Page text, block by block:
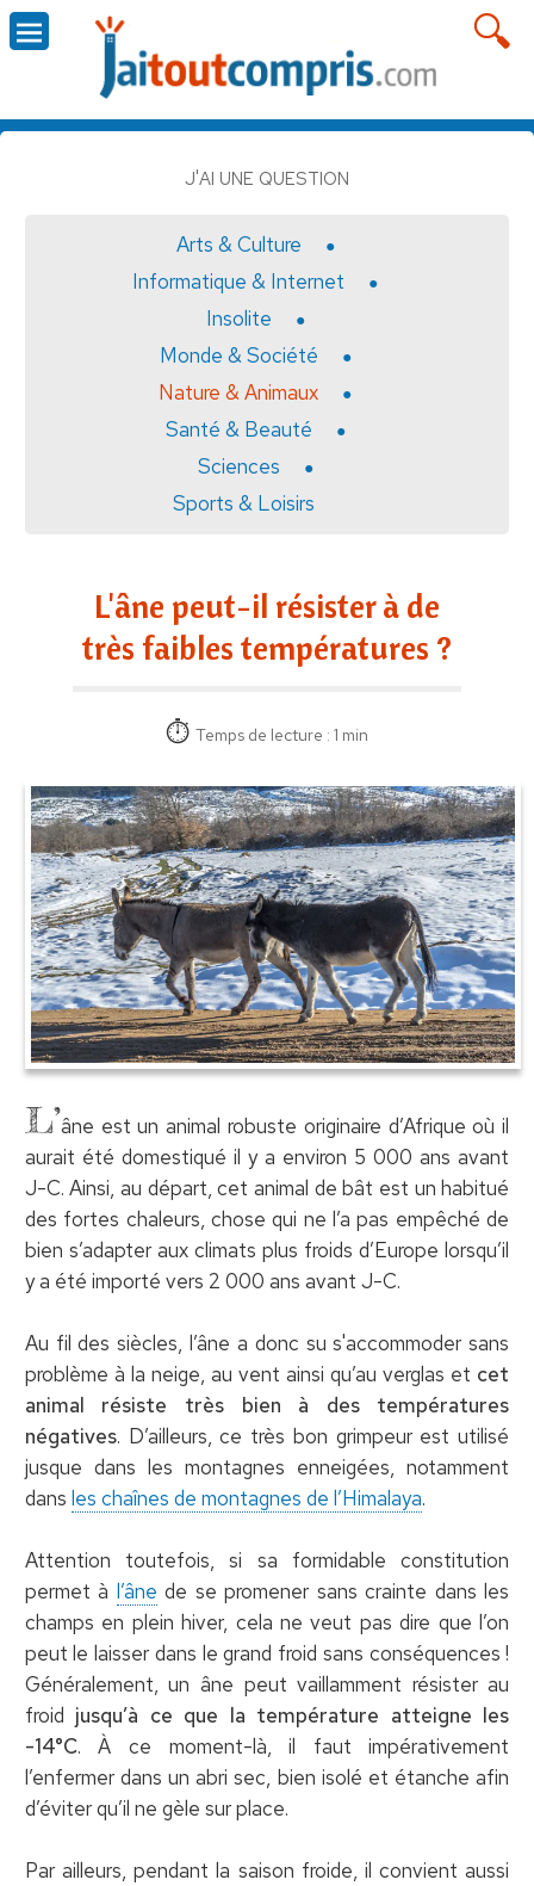
J'AI UNE QUESTION
Arts & Culture
Informatique & Internet
Insolite
Monde & Société
Nature & Animaux
Santé & Beauté
Sciences
Sports & Loisirs
L'âne peut-il résister à de
très faibles températures ?
Temps de lecture : 1 min
L’âne est un animal robuste originaire d’Afrique où il
aurait été domestiqué il y a environ 5 000 ans avant
J-C. Ainsi, au départ, cet animal de bât est un habitué
des fortes chaleurs, chose qui ne l’a pas empêché de
bien s’adapter aux climats plus froids d’Europe lorsqu’il
y a été importé vers 2 000 ans avant J-C.
Au fil des siècles, l’âne a donc su s'accommoder sans
problème à la neige, au vent ainsi qu’au verglas et cet
animal résiste très bien à des températures
négatives. D’ailleurs, ce très bon grimpeur est utilisé
jusque dans les montagnes enneigées, notamment
dans les chaînes de montagnes de l’Himalaya.
Attention toutefois, si sa formidable constitution
permet à l’âne de se promener sans crainte dans les
champs en plein hiver, cela ne veut pas dire que l’on
peut le laisser dans le grand froid sans conséquences !
Généralement, un âne peut vaillamment résister au
froid jusqu’à ce que la température atteigne les
-14°C. À ce moment-là, il faut impérativement
l’enfermer dans un abri sec, bien isolé et étanche afin
d’éviter qu’il ne gèle sur place.
Par ailleurs, pendant la saison froide, il convient aussi